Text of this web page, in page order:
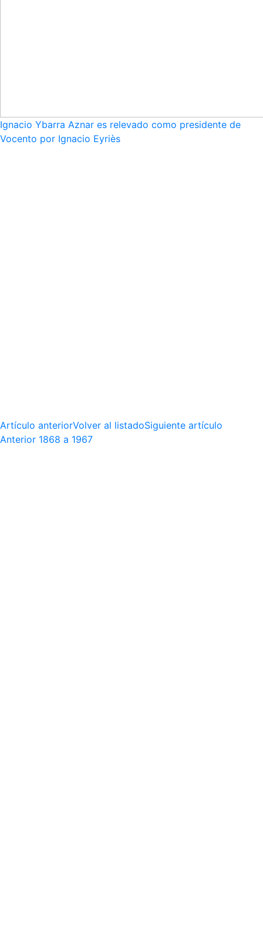
Ignacio Ybarra Aznar es relevado como presidente de
Vocento por Ignacio Eyriès
Artículo anteriorVolver al listadoSiguiente artículo
Anterior 1868 a 1967